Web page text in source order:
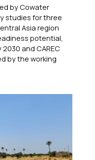
by Cowater
studies for three
Asia region
potential,
and CAREC
by the working